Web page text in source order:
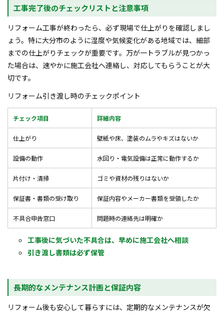
工事完了後のチェックリストと注意事項
リフォーム工事が終わったら、必ず現場で仕上がりを確認しまし
ょう。特に大分市のように湿度や気候変化がある地域では、細部
までの仕上がりチェックが重要です。万が一トラブルが見つかっ
た場合は、速やかに施工会社へ連絡し、対応してもらうことが大
切です。
リフォーム引き渡し時のチェックポイント
チェック項目 詳細内容
仕上がり 壁紙や床、塗装のムラやキズはないか
設備の動作 水回り・電気設備は正常に動作するか
片付け・清掃 ゴミや資材の残りはないか
保証書・書類の受け取り 保証内容やメーカー書類を受領したか
不具合申告窓口 問題時の連絡先は明確か
工事後に気づいた不具合は、早めに施工会社へ相談
引き渡し書類は必ず保管
長期的なメンテナンス計画と保証内容
リフォーム後も安心して暮らすには、定期的なメンテナンスが欠